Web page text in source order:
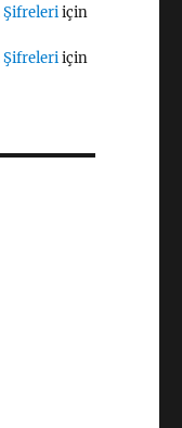
Şifreleriiçin
Şifreleriiçin